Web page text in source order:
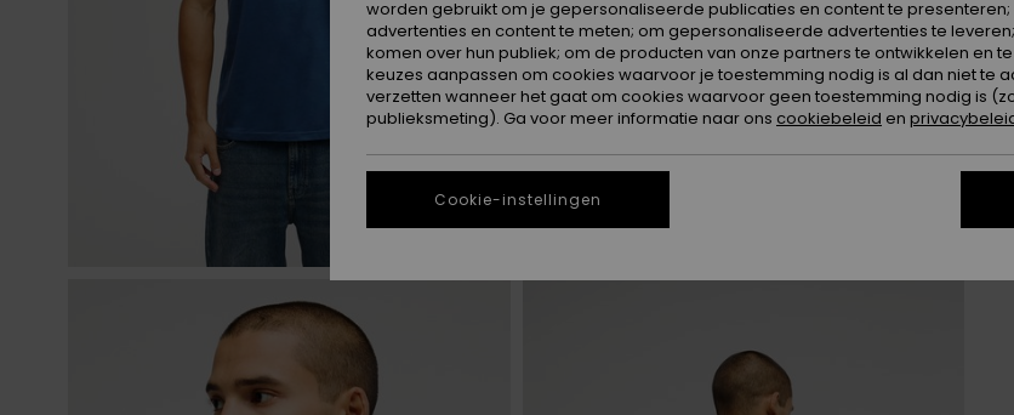
worden gebruikt om je gepersonaliseerde publicaties en content te
advertenties en content te meten; om gepersonaliseerde advertenties te
komen over hun publiek; om de producten van onze partners te ontwikkelen en
keuzes aanpassen om cookies waarvoor je toestemming nodig is al dan niet te
verzetten wanneer het gaat om cookies waarvoor geen toestemming nodig is
publieksmeting). Ga voor meer informatie naar ons cookiebeleid en
Cookie-instellingen